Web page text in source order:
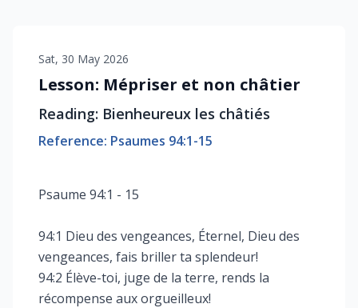
Sat, 30 May 2026
Lesson: Mépriser et non châtier
Reading: Bienheureux les châtiés
Reference: Psaumes 94:1-15
Psaume 94:1 - 15
94:1 Dieu des vengeances, Éternel, Dieu des
vengeances, fais briller ta splendeur!
94:2 Élève-toi, juge de la terre, rends la
récompense aux orgueilleux!